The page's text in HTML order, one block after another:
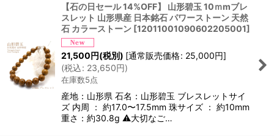
【石の日セール 14%OFF】 山形碧玉 10ｍmブレ
スレット 山形県産 日本銘石 パワーストーン 天然
石 カラーストーン [12011001090602205001]
21,500円(税別) [通常販売価格: 25,000円]
(税込: 23,650円)
在庫数5点
産地：山形県 石名：山形碧玉 ブレスレットサイ
ズ 内周 ： 約17.0〜17.5mm 珠サイズ ： 約10mm
重さ：約30.8g ⚠大切なご…